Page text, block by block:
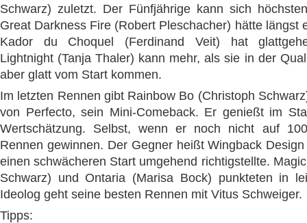
Schwarz) zuletzt. Der Fünfjährige kann sich
Great Darkness Fire (Robert Pleschacher) hätte längst
Kador du Choquel (Ferdinand Veit) hat
Lightnight (Tanja Thaler) kann mehr, als sie in der
aber glatt vom Start kommen.
Im letzten Rennen gibt Rainbow Bo (Christoph
von Perfecto, sein Mini-Comeback. Er genießt im
Wertschätzung. Selbst, wenn er noch nicht auf
Rennen gewinnen. Der Gegner heißt Wingback
einen schwächeren Start umgehend richtigstellte.
Schwarz) und Ontaria (Marisa Bock) punkteten in
Ideolog geht seine besten Rennen mit Vitus Schweiger.
Tipps: